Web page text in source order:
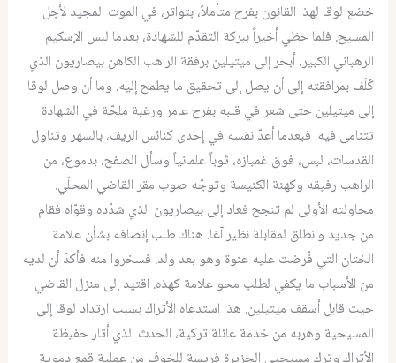
خضع لوقا لهذا القانون بفرح متأملاً، بتواتر، في الموت المجيد لأجل
المسيح. فلما حظي أخيراً ببركة التقدّم للشهادة، بعدما لبس الإسكيم
الرهباني الكبير، أبحر إلى ميتيلين برفقة الراهب الكاهن بيصاريون الذي
كُلّف بمرافقته إلى أن يصل إلى تحقيق ما يطمح إليه. وما أن وصل لوقا
إلى ميتيلين حتى شعر في قلبه بفرح عامر ورغبة ملحّة في الشهادة
تتنامى فيه. فبعدما أعدّ نفسه في إحدى كنائس الريف، بالسهر وتناول
القدسات، لبس، فوق غمبازه، ثوباً علمانياً وسأل الصفح، بدموع، من
الراهب رفيقه وكهنة الكنيسة وتوجّه صوب مقر القاضي المحلّي.
محاولته الأولى لم تنجح فعاد إلى بيصاريون الذي شدّده وقوّاه فقام
من جديد وانطلق لمقابلة نظير آغا. هناك طلب إنصافه بشأن علامة
الختان التي فُرضت عليه عنوة وهو بعد ولد. فسخروا منه فأكدّ أن لديه
من الأسباب ما يكفي لطلب محو علامة كهذه. اقتيد إلى منزل القاضي
حيث قابل أسقف ميتيلين. هذا استدعاه الأتراك بسبب ارتداد لوقا إلى
المسيحية وهربه من خدمة عائلة تركية، الحدث الذي أثار حفيظة